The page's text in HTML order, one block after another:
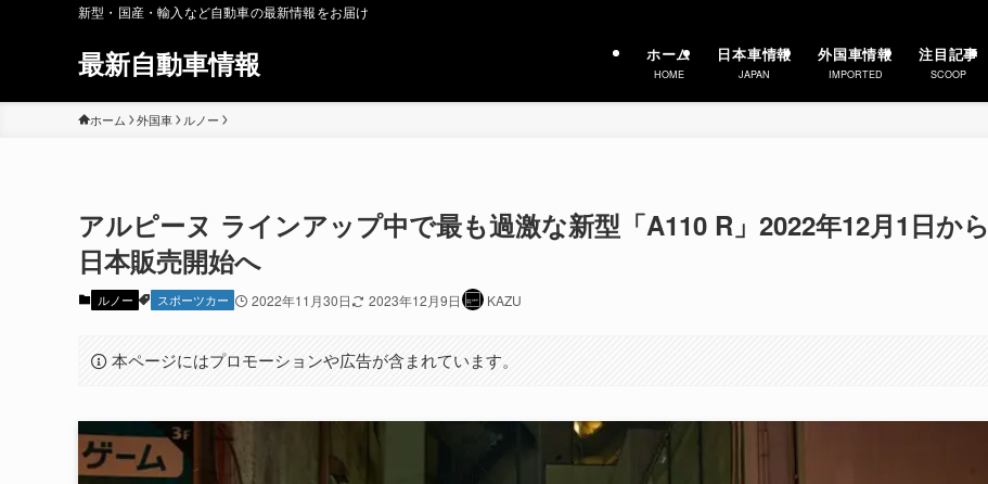
新型・国産・輸入など自動車の最新情報をお届け
最新自動車情報 ホーム
HOME
日本車情報
JAPAN
外国車情報
IMPORTED
注目記事
SCOOP
ホーム 外国車 ルノー
アルピーヌ ラインアップ中で最も過激な新型「A110 R」2022年12月1日から
日本販売開始へ
ルノー スポーツカー 2022年11月30日 2023年12月9日 KAZU
本ページにはプロモーションや広告が含まれています。